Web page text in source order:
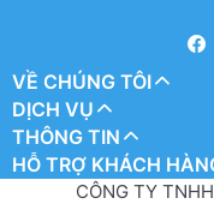
VỀ CHÚNG TÔI
DỊCH VỤ
THÔNG TIN
HỖ TRỢ KHÁCH
CÔNG TY